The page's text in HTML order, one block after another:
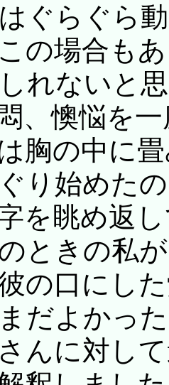
ぐらぐら
の場合も
れないと
、懊悩を
胸の中に
り始めた
を眺め返
ときの私
の口にし
だよかっ
んに対し